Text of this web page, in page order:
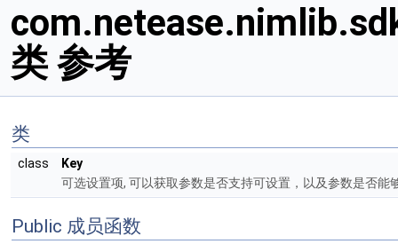
类 参考
类
class
Key
可选设置项, 可以获取参数是否支持可设置，以及参数是否能
Public 成员函数